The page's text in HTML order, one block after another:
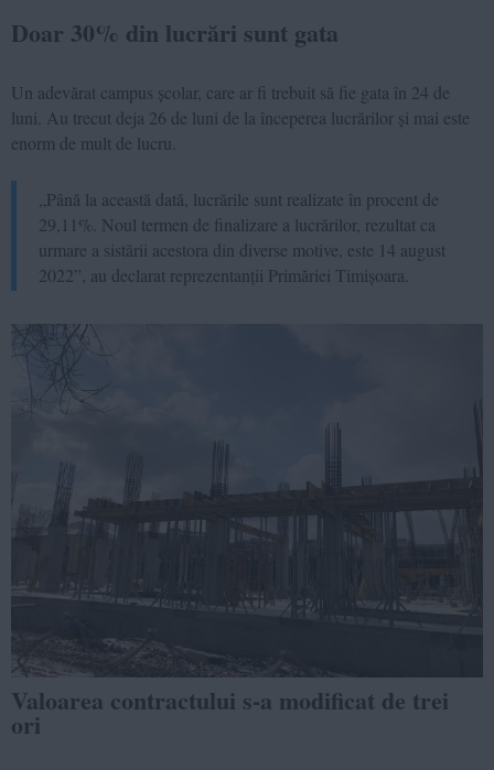
Doar 30% din lucrări sunt gata
Un adevărat campus școlar, care ar fi trebuit să fie gata în 24 de
luni. Au trecut deja 26 de luni de la începerea lucrărilor și mai este
enorm de mult de lucru.
„Până la această dată, lucrările sunt realizate în procent de
29,11%. Noul termen de finalizare a lucrărilor, rezultat ca
urmare a sistării acestora din diverse motive, este 14 august
2022”, au declarat reprezentanții Primăriei Timișoara.
Valoarea contractului s-a modificat de trei
ori